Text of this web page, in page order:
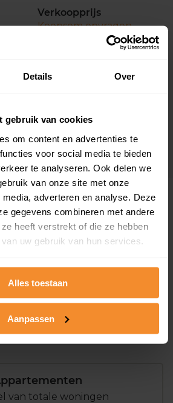
Details Over
gebruik van cookies
om content en advertenties te
voor social media te bieden
te analyseren. Ook delen we
van onze site met onze
adverteren en analyse. Deze
gegevens combineren met andere
heeft verstrekt of die ze hebben
uw gebruik van hun services.
Alles toestaan
Aanpassen
Verkoopprijs
Koopsom opvragen
Verkoopprijs
Koopsom opvragen
100%
Huurwoningen
van totale woningen